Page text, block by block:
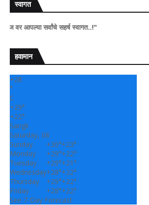
स्वागत
सर्वांचे सहर्ष स्वागत..!"
हवामान
+28
°
C
+29°
+22°
Sangli
Saturday, 08
Sunday
+30°+23°
Monday
+29°+22°
Tuesday
+29°+21°
Wednesday+28°+22°
Thursday
+29°+22°
Friday
+28°+22°
See 7-Day Forecast